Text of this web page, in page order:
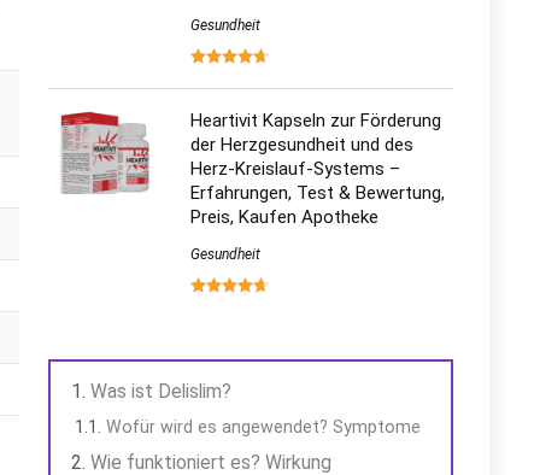
Gesundheit
Heartivit Kapseln zur Förderung
der Herzgesundheit und des
Herz-Kreislauf-Systems –
Erfahrungen, Test & Bewertung,
Preis, Kaufen Apotheke
Gesundheit
Was ist Delislim?
Wofür wird es angewendet? Symptome
Wie funktioniert es? Wirkung